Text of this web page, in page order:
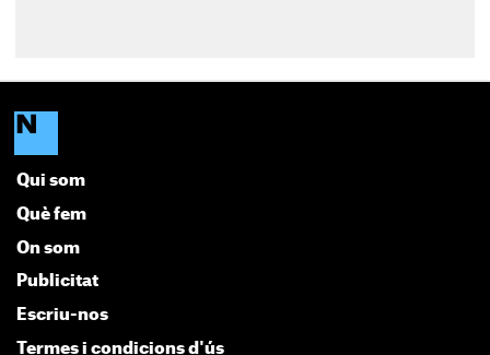
Qui som
Què fem
On som
Publicitat
Escriu-nos
Termes i condicions d'ús